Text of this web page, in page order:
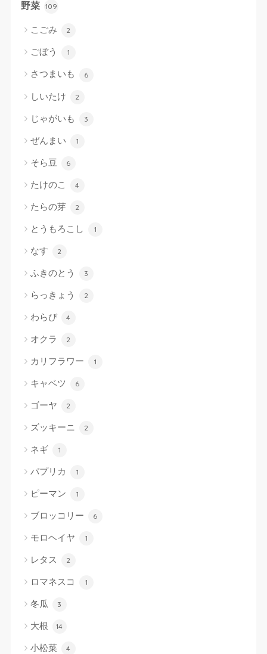
野菜 109
こごみ 2
ごぼう 1
さつまいも 6
しいたけ 2
じゃがいも 3
ぜんまい 1
そら豆 6
たけのこ 4
たらの芽 2
とうもろこし 1
なす 2
ふきのとう 3
らっきょう 2
わらび 4
オクラ 2
カリフラワー 1
キャベツ 6
ゴーヤ 2
ズッキーニ 2
ネギ 1
パプリカ 1
ピーマン 1
ブロッコリー 6
モロヘイヤ 1
レタス 2
ロマネスコ 1
冬瓜 3
大根 14
小松菜 4